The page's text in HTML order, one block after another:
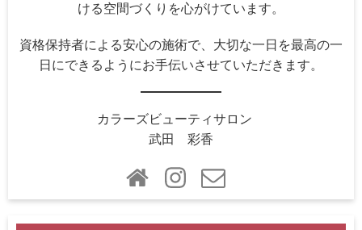
ける空間づくりを心がけています。
資格保持者による安心の施術で、大切な一日を最高の一
日にできるようにお手伝いさせていただきます。
カラーズビューティサロン
武田 彩香